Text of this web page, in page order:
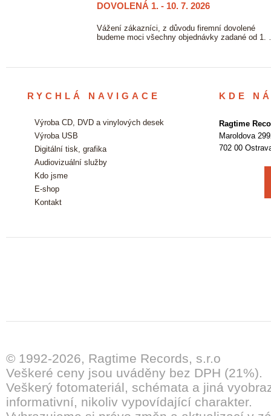
DOVOLENÁ 1. - 10. 7. 2026
Vážení zákazníci, z důvodu firemní dovolené
budeme moci všechny objednávky zadané od
RYCHLÁ NAVIGACE
Výroba CD, DVD a vinylových desek
Výroba USB
Digitální tisk, grafika
Audiovizuální služby
Kdo jsme
E-shop
Kontakt
KDE
Ragtime
Maroldova
702 00
© 1992-2026, Ragtime Records, s.r.o
Veškeré ceny jsou uváděny bez DPH (21%).
Veškerý fotomateriál, schémata a jiná
informativní, nikoliv vypovídající charakter.